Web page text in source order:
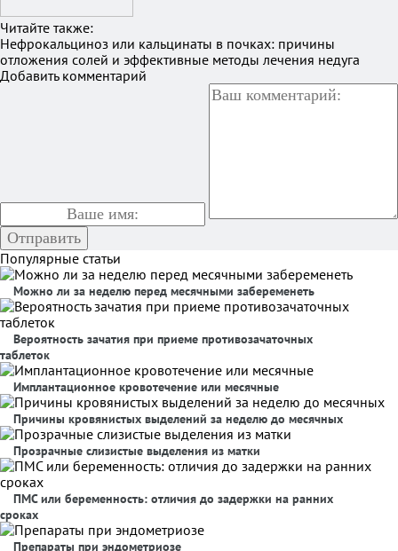
Читайте также:
Нефрокальциноз или кальцинаты в почках: причины
отложения солей и эффективные методы лечения недуга
Добавить комментарий
Популярные статьи
Можно ли за неделю перед месячными забеременеть
Вероятность зачатия при приеме противозачаточных
таблеток
Имплантационное кровотечение или месячные
Причины кровянистых выделений за неделю до месячных
Прозрачные слизистые выделения из матки
ПМС или беременность: отличия до задержки на ранних
сроках
Препараты при эндометриозе